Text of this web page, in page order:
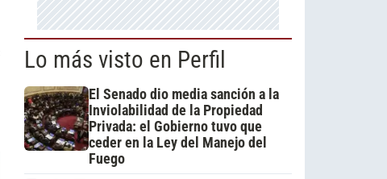
Lo más visto en Perfil
El Senado dio media sanción a la
Inviolabilidad de la Propiedad
Privada: el Gobierno tuvo que
ceder en la Ley del Manejo del
Fuego